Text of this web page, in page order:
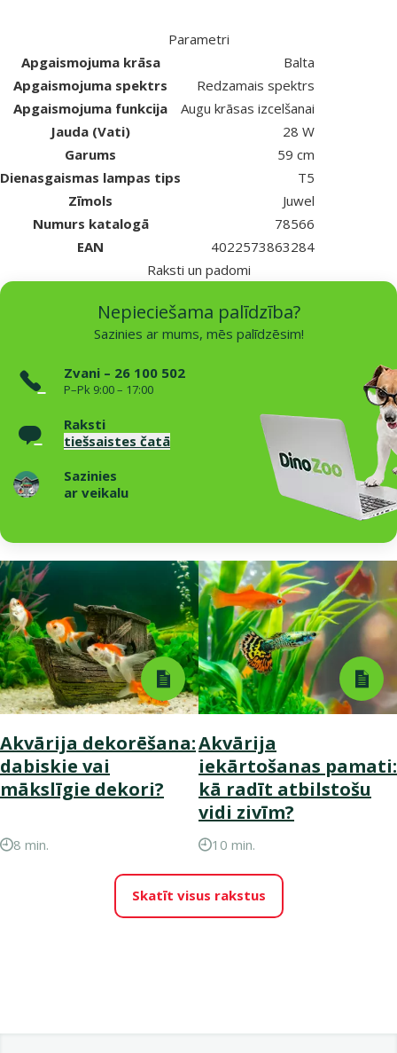
Parametri
Apgaismojuma krāsa
Balta
Apgaismojuma spektrs
Redzamais spektrs
Apgaismojuma funkcija
Augu krāsas izcelšanai
Jauda (Vati)
28 W
Garums
59 cm
Dienasgaismas lampas tips
T5
Zīmols
Juwel
Numurs katalogā
78566
EAN
4022573863284
Raksti un padomi
Nepieciešama palīdzība?
Sazinies ar mums, mēs palīdzēsim!
Zvani – 26 100 502
P–Pk 9:00 – 17:00
Raksti
tiešsaistes čatā
Sazinies
ar veikalu
Akvārija dekorēšana:
dabiskie vai
mākslīgie dekori?
8 min.
Akvārija
iekārtošanas pamati:
kā radīt atbilstošu
vidi zivīm?
10 min.
Skatīt visus rakstus